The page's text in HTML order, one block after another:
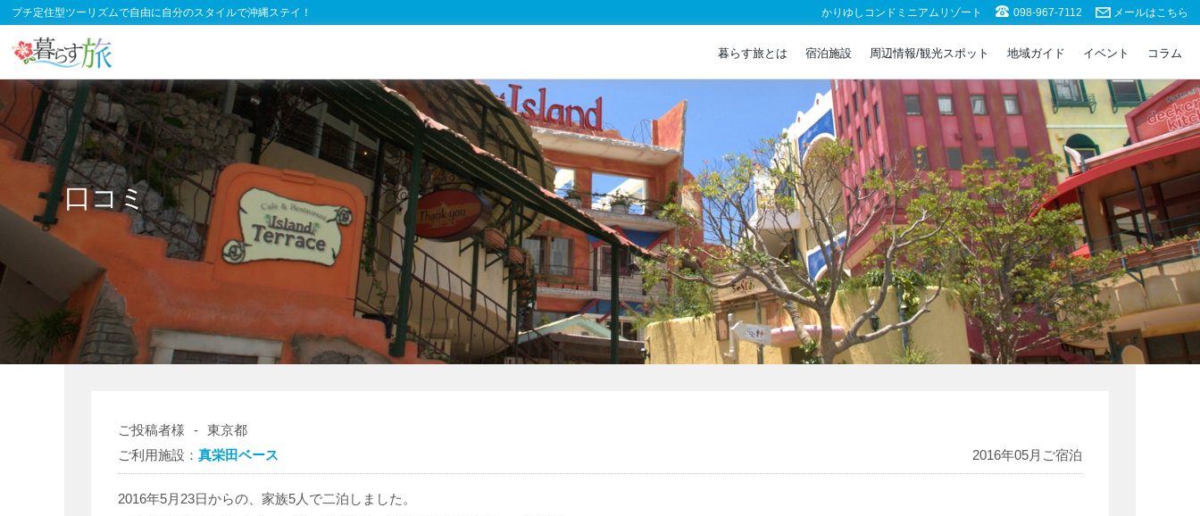
プチ定住型ツーリズムで自由に自分のスタイルで沖縄ステイ！ かりゆしコンドミニアムリゾート 098-967-7112 メールはこちら
暮らす旅とは 宿泊施設 周辺情報/観光スポット 地域ガイド イベント コラム
口コミ
ご投稿者様 - 東京都
2016年05月ご宿泊
ご利用施設： 真栄田ベース
2016年5月23日からの、家族5人で二泊しました。